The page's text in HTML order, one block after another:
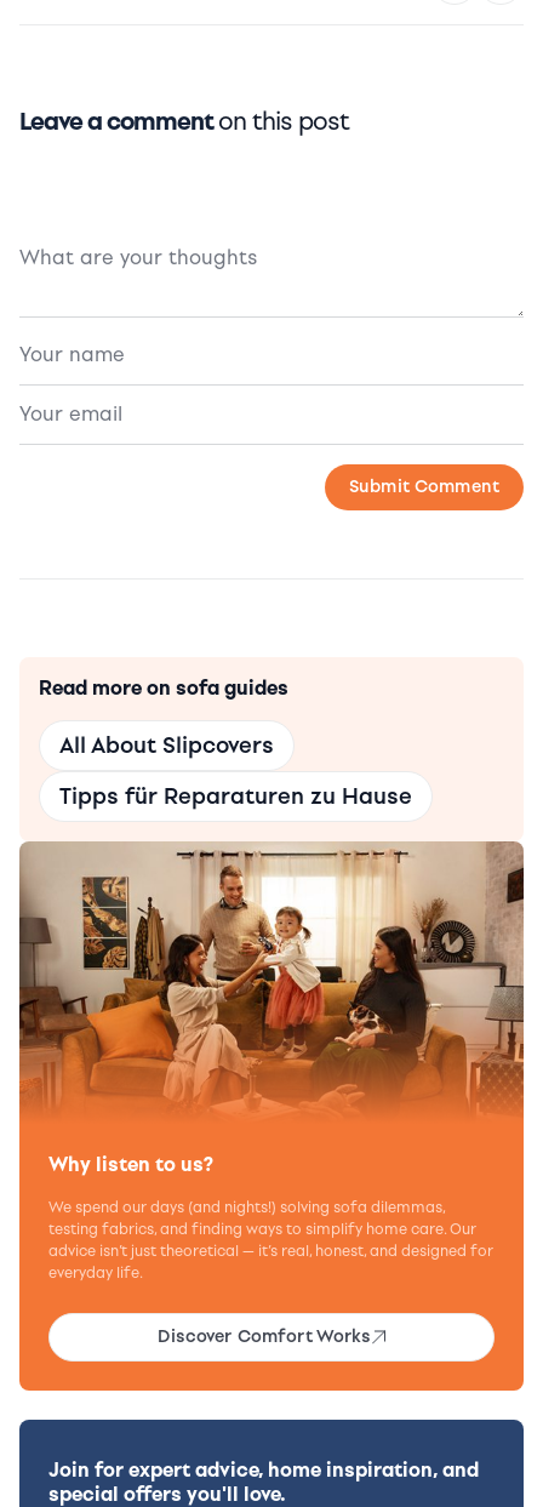
Leave a commenton this post
Read more on sofa guides
All About Slipcovers
Tipps für Reparaturen zu Hause
Why listen to us?
We spend our days (and nights!) solving sofa dilemmas,
testing fabrics, and finding ways to simplify home care. Our
advice isn’t just theoretical — it’s real, honest, and designed for
everyday life.
Discover Comfort Works
Join for expert advice, home inspiration, and
special offers you'll love.